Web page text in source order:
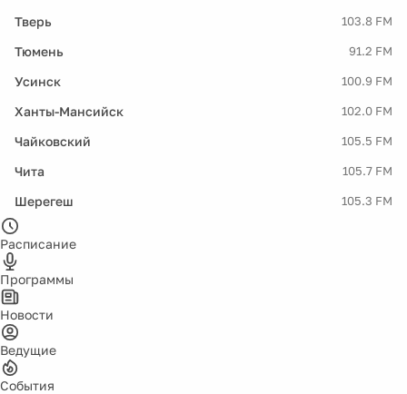
Тверь 103.8 FM
Тюмень 91.2 FM
Усинск 100.9 FM
Ханты-Мансийск 102.0 FM
Чайковский 105.5 FM
Чита 105.7 FM
Шерегеш 105.3 FM
Расписание
Программы
Новости
Ведущие
События